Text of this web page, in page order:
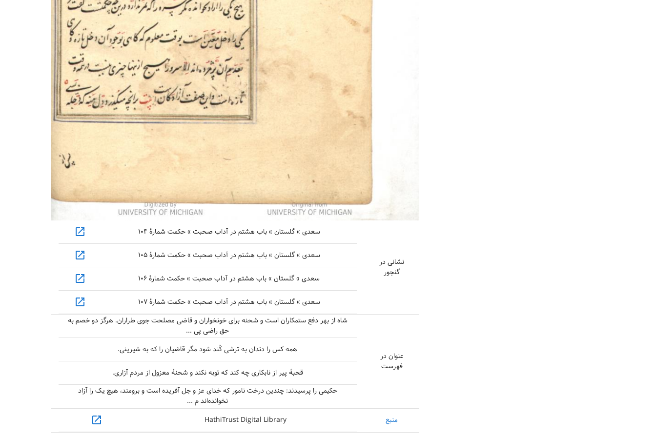
نشانی در
گنجور
سعدی » گلستان » باب هشتم در آداب صحبت » حکمت شمارهٔ ۱۰۴ open_in_new
سعدی » گلستان » باب هشتم در آداب صحبت » حکمت شمارهٔ ۱۰۵ open_in_new
سعدی » گلستان » باب هشتم در آداب صحبت » حکمت شمارهٔ ۱۰۶ open_in_new
سعدی » گلستان » باب هشتم در آداب صحبت » حکمت شمارهٔ ۱۰۷ open_in_new
عنوان در
فهرست
شاه از بهر دفع ستمکاران است و شحنه برای خونخواران و قاضی مصلحت جوی طراران. هرگز دو خصم به
حق راضی پی ...
همه‌ کس را دندان به ترشی کُند شود مگر قاضیان را که به شیرینی.
قحبهٔ پیر از نابکاری چه کند که توبه نکند و شحنهٔ معزول از مردم آزاری.
حکیمی را پرسیدند: چندین درخت نامور که خدای عز و جل آفریده است و برومند، هیچ یک را آزاد
نخوانده‌اند م ...
منبع
HathiTrust Digital Library
open_in_new